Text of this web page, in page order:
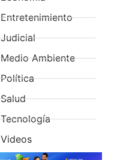
Entretenimiento
Judicial
Medio Ambiente
Política
Salud
Tecnología
Videos